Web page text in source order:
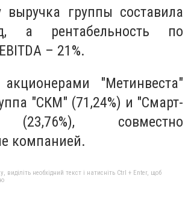
выручка группы составила
а рентабельность по
– 21%.
"Метинвеста"
"СКМ" (71,24%) и "Смарт-
(23,76%), совместно
компанией.
необхідний текст і натисніть Ctrl + Enter, щоб